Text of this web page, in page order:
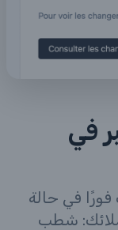
في
فورًا في حالة
شطب